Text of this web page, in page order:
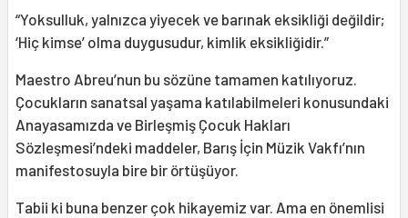
“Yoksulluk, yalnızca yiyecek ve barınak eksikliği değildir;
‘Hiç kimse’ olma duygusudur, kimlik eksikliğidir.”
Maestro Abreu’nun bu sözüne tamamen katılıyoruz.
Çocukların sanatsal yaşama katılabilmeleri konusundaki
Anayasamızda ve Birleşmiş Çocuk Hakları
Sözleşmesi’ndeki maddeler, Barış İçin Müzik Vakfı’nın
manifestosuyla bire bir örtüşüyor.
Tabii ki buna benzer çok hikayemiz var. Ama en önemlisi